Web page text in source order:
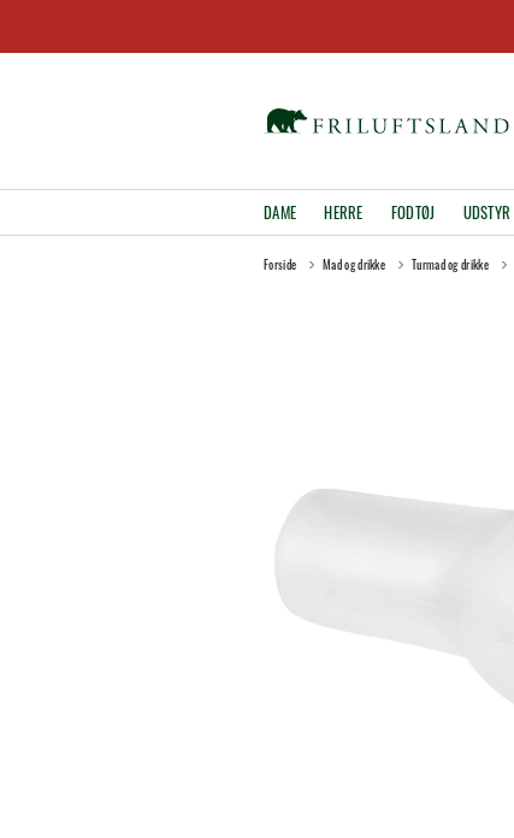
DAME HERRE FODTØJ UDSTYR
Forside Mad og drikke Turmad og drikke